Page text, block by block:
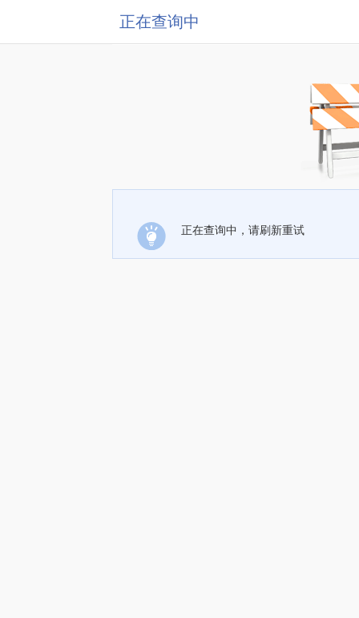
正在查询中
正在查询中，请刷新重试